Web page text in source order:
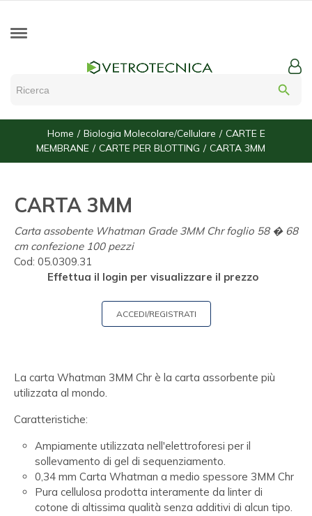
search
Home Biologia Molecolare/Cellulare
CARTE E
MEMBRANE
CARTE PER BLOTTING CARTA 3MM
CARTA 3MM
Carta assobente Whatman Grade 3MM Chr foglio 58 � 68
cm confezione 100 pezzi
Cod: 05.0309.31
Effettua il login per visualizzare il prezzo
ACCEDI/REGISTRATI
La carta Whatman 3MM Chr è la carta assorbente più
utilizzata al mondo.
Caratteristiche:
Ampiamente utilizzata nell'elettroforesi per il
sollevamento di gel di sequenziamento.
0,34 mm Carta Whatman a medio spessore 3MM Chr
Pura cellulosa prodotta interamente da linter di
cotone di altissima qualità senza additivi di alcun tipo.